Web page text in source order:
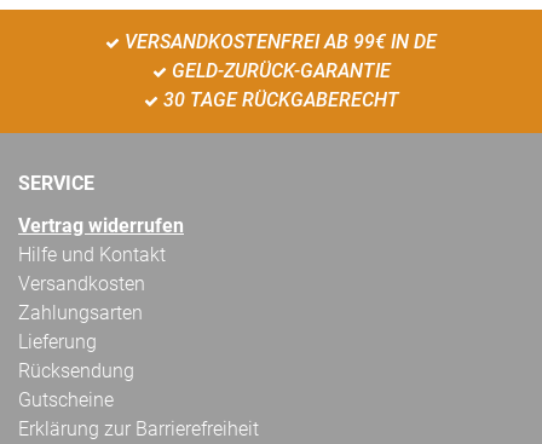
VERSANDKOSTENFREI AB 99€ IN DE
GELD-ZURÜCK-GARANTIE
30 TAGE RÜCKGABERECHT
SERVICE
Vertrag widerrufen
Hilfe und Kontakt
Versandkosten
Zahlungsarten
Lieferung
Rücksendung
Gutscheine
Erklärung zur Barrierefreiheit